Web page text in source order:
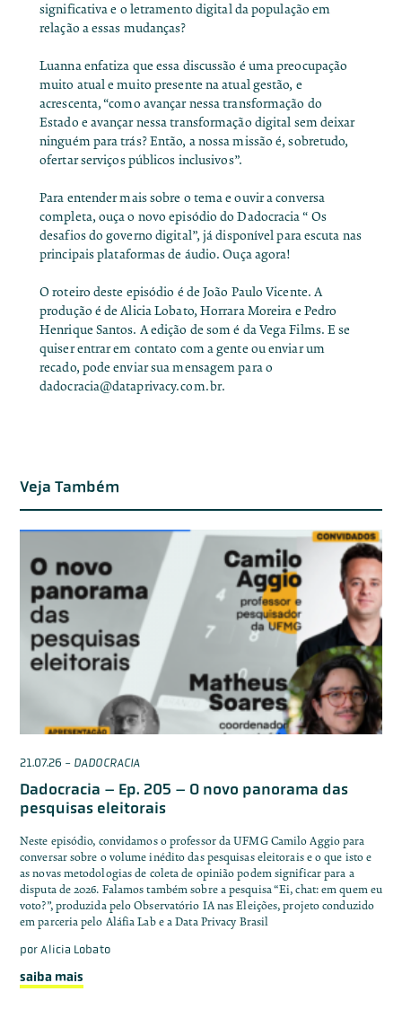
significativa e o letramento digital da população em
relação a essas mudanças?
Luanna enfatiza que essa discussão é uma preocupação
muito atual e muito presente na atual gestão, e
acrescenta, “como avançar nessa transformação do
Estado e avançar nessa transformação digital sem deixar
ninguém para trás? Então, a nossa missão é, sobretudo,
ofertar serviços públicos inclusivos”.
Para entender mais sobre o tema e ouvir a conversa
completa, ouça o novo episódio do Dadocracia “ Os
desafios do governo digital”, já disponível para escuta nas
principais plataformas de áudio.Ouça agora!
O roteiro deste episódio é de João Paulo Vicente. A
produção é de Alicia Lobato, Horrara Moreira e Pedro
Henrique Santos. A edição de som é da Vega Films. E se
quiser entrar em contato com a gente ou enviar um
recado, pode enviar sua mensagem para o
dadocracia@dataprivacy.com.br.
Veja Também
21.07.26 - DADOCRACIA
Dadocracia – Ep. 205 – O novo panorama das
pesquisas eleitorais
Neste episódio, convidamos o professor da UFMG Camilo Aggio para
conversar sobre o volume inédito das pesquisas eleitorais e o que isto e
as novas metodologias de coleta de opinião podem significar para a
disputa de 2026. Falamos também sobre a pesquisa “Ei, chat: em quem eu
voto?”, produzida pelo Observatório IA nas Eleições, projeto conduzido
em parceria pelo Aláfia Lab e a Data Privacy Brasil
porAlicia Lobato
saiba mais